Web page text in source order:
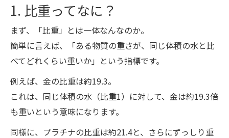
1. 比重ってなに？
まず、「比重」とは一体なんなのか。
簡単に言えば、「ある物質の重さが、同じ体積の水と比
べてどれくらい重いか」という指標です。
例えば、金の比重は約19.3。
これは、同じ体積の水（比重1）に対して、金は約19.3倍
も重いという意味になります。
同様に、プラチナの比重は約21.4と、さらにずっしり重